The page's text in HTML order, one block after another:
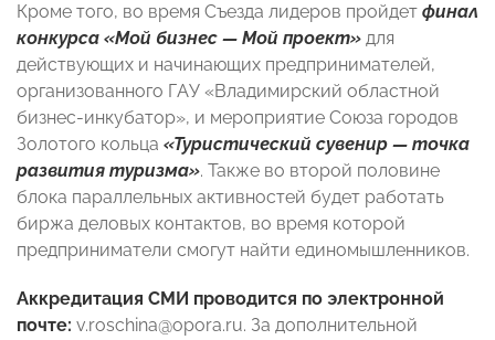
Кроме того, во время Съезда лидеров пройдет финал
конкурса «Мой бизнес — Мой проект» для
действующих и начинающих предпринимателей,
организованного ГАУ «Владимирский областной
бизнес-инкубатор», и мероприятие Союза городов
Золотого кольца «Туристический сувенир — точка
развития туризма». Также во второй половине
блока параллельных активностей будет работать
биржа деловых контактов, во время которой
предприниматели смогут найти единомышленников.
Аккредитация СМИ проводится по электронной
почте: v.roschina@opora.ru. За дополнительной